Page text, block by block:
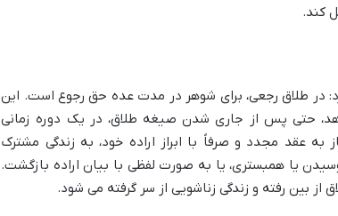
کند.
در طلاق رجعی، برای شوهر در مدت عده حق رجوع است. این
حتی پس از جاری شدن صیغه طلاق، در یک دوره زمانی
عقد مجدد و صرفاً با ابراز اراده خود، به زندگی مشترک
یا همبستری، یا به صورت لفظی با بیان اراده بازگشت.
بین رفته و زندگی زناشویی از سر گرفته می شود.